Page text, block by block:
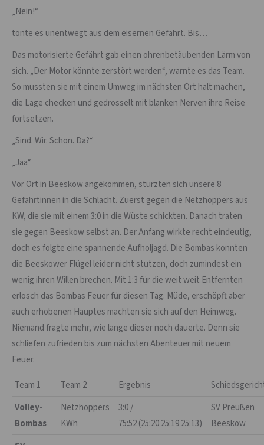
„Nein!“
tönte es unentwegt aus dem eisernen Gefährt. Bis…
Das motorisierte Gefährt gab einen ohrenbetäubenden Lärm von
sich. „Der Motor könnte zerstört werden“, warnte es das Team.
So mussten sie mit einem Umweg im nächsten Ort halt machen,
die Lage checken und gedrosselt mit blanken Nerven ihre Reise
fortsetzen.
„Sind. Wir. Schon. Da?“
„Jaa“
Vor Ort in Beeskow angekommen, stürzten sich unsere 8
Gefährtinnen in die Schlacht. Zuerst gegen die Netzhoppers aus
KW, die sie mit einem 3:0 in die Wüste schickten. Danach traten
sie gegen Beeskow selbst an. Der Anfang wirkte recht eindeutig,
doch es folgte eine spannende Aufholjagd. Die Bombas konnten
die Beeskower Flügel leider nicht stutzen, doch zumindest ein
wenig ihren Willen brechen. Mit 1:3 für die weit weit Entfernten
erlosch das Bombas Feuer für diesen Tag. Müde, erschöpft aber
auch erhobenen Hauptes machten sie sich auf den Heimweg.
Niemand fragte mehr, wie lange dieser noch dauerte. Denn sie
schliefen zufrieden bis zum nächsten Abenteuer mit neuem
Feuer.
Team 1 Team 2 Ergebnis
Volley-
Bombas
Netzhoppers
KWh
3:0 /
75:52 (25:20 25:19 25:13)
SV Preußen
Beeskow